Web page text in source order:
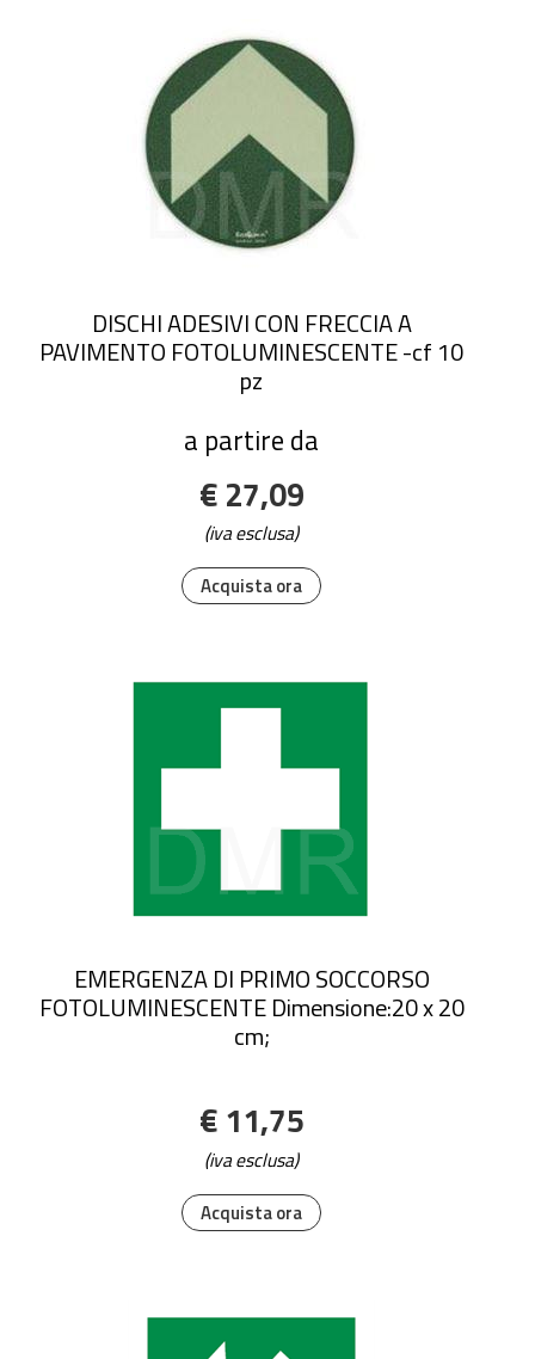
Acquista ora
DISCHI ADESIVI CON FRECCIA A
PAVIMENTO FOTOLUMINESCENTE -cf 10
pz
a partire da
€ 27,09
(iva esclusa)
Acquista ora
EMERGENZA DI PRIMO SOCCORSO
FOTOLUMINESCENTE Dimensione:20 x 20
cm;
€ 11,75
(iva esclusa)